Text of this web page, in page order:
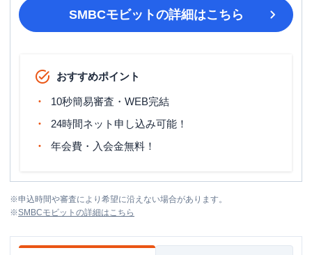
SMBCモビットの詳細はこちら
おすすめポイント
10秒簡易審査・WEB完結
24時間ネット申し込み可能！
年会費・入会金無料！
※申込時間や審査により希望に沿えない場合があります。
※SMBCモビット の詳細はこちら